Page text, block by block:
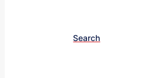
Search